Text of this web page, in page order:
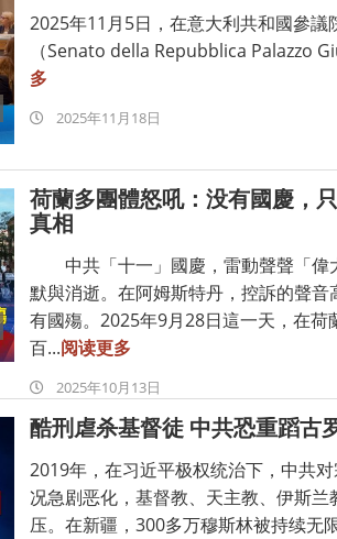
2025年11月5日，在意大利共和國參
（Senato della Repubblica Palazzo
多
2025-
18
2025年11月18日
荷蘭多團體怒吼：没有國慶，
真相
中共「十一」國慶，雷動聲聲「偉
默與消逝。在阿姆斯特丹，控訴的聲
有國殤。2025年9月28日這一天，在
百...阅读更多
2025-
10-
13
2025年10月13日
酷刑虐杀基督徒 中共恐重蹈古
2019年，在习近平极权统治下，中共
况急剧恶化，基督教、天主教、伊斯
压。在新疆，300多万穆斯林被持续无